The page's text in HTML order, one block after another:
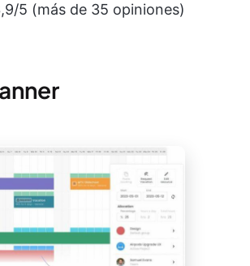
5 (más de 35 opiniones)